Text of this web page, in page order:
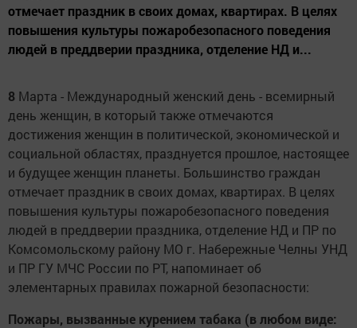
отмечает праздник в своих домах, квартирах. В целях
повышения культуры пожаробезопасного поведения
людей в преддверии праздника, отделение НД и...
8 Марта - Международный женский день - всемирный
день женщин, в который также отмечаются
достижения женщин в политической, экономической и
социальной областях, празднуется прошлое, настоящее
и будущее женщин планеты. Большинство граждан
отмечает праздник в своих домах, квартирах. В целях
повышения культуры пожаробезопасного поведения
людей в преддверии праздника, отделение НД и ПР по
Комсомольскому району МО г. Набережные Челны УНД
и ПР ГУ МЧС России по РТ, напоминает об
элементарных правилах пожарной безопасности:
Пожары, вызванные курением табака (в любом виде: